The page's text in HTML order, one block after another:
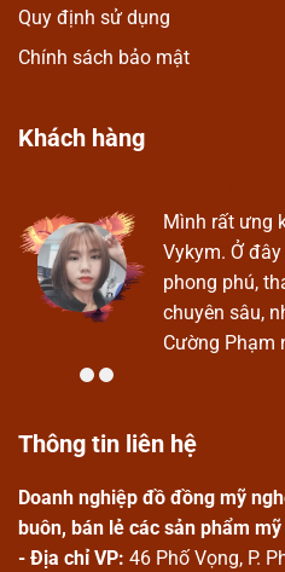
Quy định sử dụng
Chính sách bảo mật
Khách hàng
Mình rất ưng
Vykym. Ở
phong phú,
chuyên sâu,
Cường Phạm
Thông tin liên hệ
Doanh nghiệp đồ đồng mỹ
buôn, bán lẻ các sản phẩm
- Địa chỉ VP: 46 Phố Vọng, P.